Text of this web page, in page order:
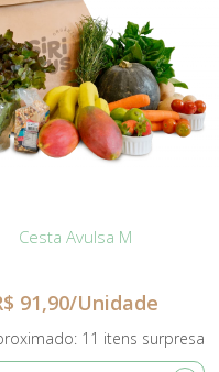
Cesta Avulsa M
11 itens surpresa
91,90/Unidade